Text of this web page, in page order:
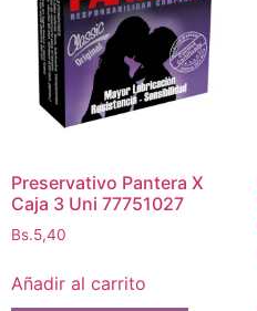
Preservativo Pantera X
Caja 3 Uni 77751027
Bs.5,40
Añadir al carrito